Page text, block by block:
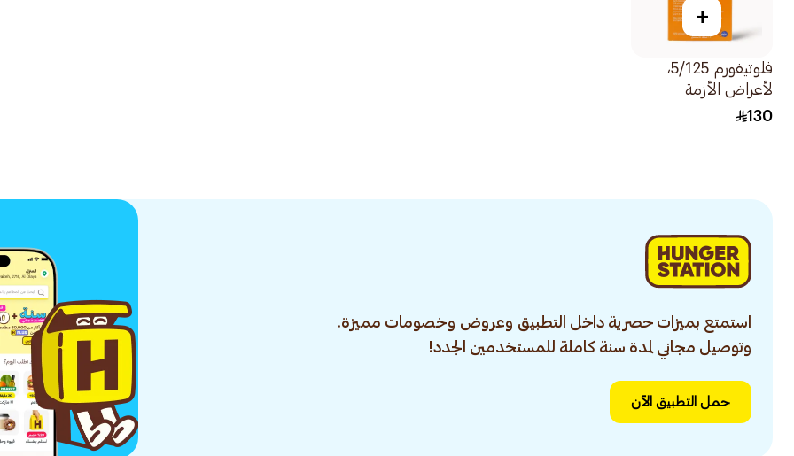
+
فلوتيفورم 5/125،
لأعراض الأزمة
التنفسية والربو -
130
استمتع بميزات حصرية داخل التطبيق وعروض وخصومات مميزة.
وتوصيل مجاني لمدة سنة كاملة للمستخدمين الجدد!
حمل التطبيق الآن